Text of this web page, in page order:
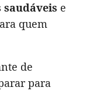
e
quem
de
para